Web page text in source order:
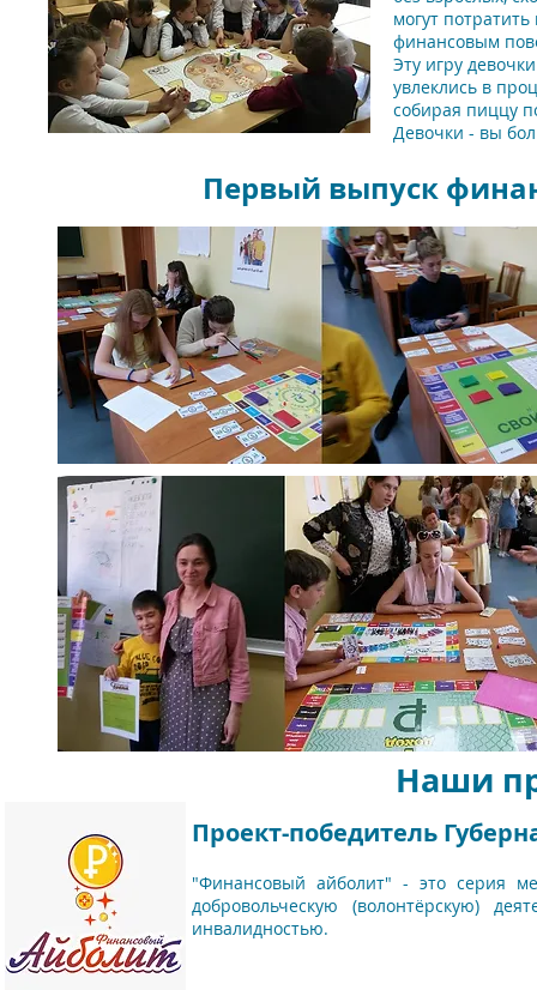
могут
финансовым
Эту игру
увлеклись в
собирая пиццу
Девочки - вы
Первый выпуск
Наши
Проект-победитель
"Финансовый айболит" - это серия
добровольческую (волонтёрскую)
инвалидностью.